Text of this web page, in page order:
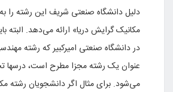
دلیل دانشگاه صنعتی شریف این رشته را
مکانیک گرایش دریا» ارائه می‌دهد. البته
در دانشگاه صنعتی امیرکبیر که رشته
عنوان یک رشته مجزا مطرح است، درسها
می‌شود. برای مثال اگر دانشجویان رشته